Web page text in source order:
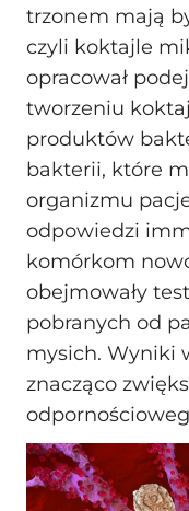
trzonem mają
czyli koktajle
opracował
tworzeniu
produktów
bakterii, które
organizmu
odpowiedzi
komórkom
obejmowały
pobranych od
mysich. Wyniki
znacząco